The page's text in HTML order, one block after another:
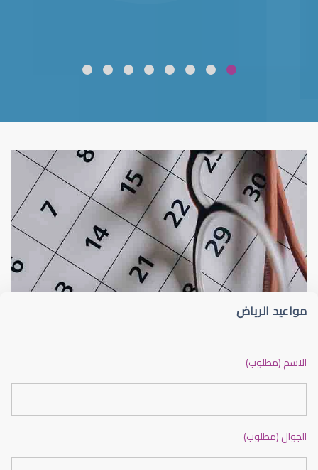
قلوبال لرعاية العين ضعف نظر
مواعيد الرياض
الاسم (مطلوب)
الجوال (مطلوب)